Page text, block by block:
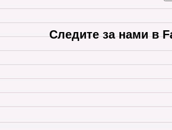
Следите за нами в